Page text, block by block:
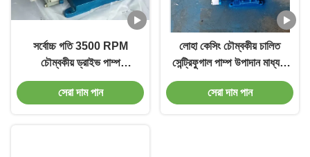
সর্বোচ্চ গতি 3500 RPM
চৌম্বকীয় ড্রাইভ পাম্প
কাস্টমাইজড লোহা কেসিং
রাসায়নিক স্থানান্তর জন্য
সেরা দাম পান
লোহা কেসিং চৌম্বকীয় চালিত
সেন্ট্রিফুগাল পাম্প উপাদান মাধ্যমে
ফ্লোরিন প্লাস্টিক প্রবাহ সঙ্গে
সেরা দাম পান